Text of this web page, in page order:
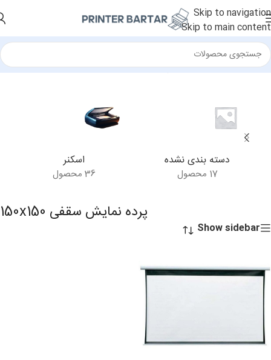
Skip to navigation
Skip to main content
خانه/محصولات برچسب خورده “پرده نمایش سقفی 150x150”
دسته بندی نشده
17 محصول
اسکنر
36 محصول
پرده نمایش سقفی 150x150
Show sidebar